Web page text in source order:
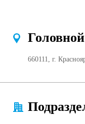
660111, г.